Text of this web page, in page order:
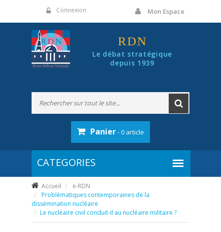
Connexion Mon Espace
RDN
Le débat stratégique
depuis 1939
Panier- 0 article
Accueil
e-RDN
Problématiques contemporaines de la
dissémination nucléaire
Le nucléaire civil conduit-il au nucléaire militaire ?